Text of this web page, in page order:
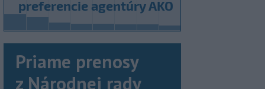
Priame prenosy
z Národnej rady